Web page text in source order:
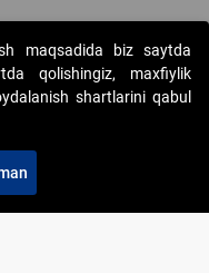
auksionlarni tashkil etish"
11
maqsadida biz saytda
qolishingiz, maxfiylik
shartlarini qabul